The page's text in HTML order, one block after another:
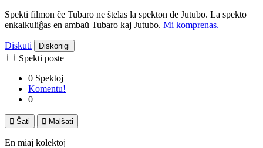
Spekti filmon ĉe Tubaro ne ŝtelas la spekton de Jutubo. La spekto
enkalkuliĝas en ambaŭ Tubaro kaj Jutubo. Mi komprenas.
Diskuti Diskonigi
Spekti poste
0 Spektoj
Komentu!
0
 Ŝati  Malŝati
En miaj kolektoj